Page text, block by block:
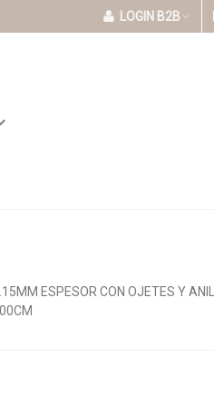
LOGIN B2B
ESPESOR CON OJETES Y